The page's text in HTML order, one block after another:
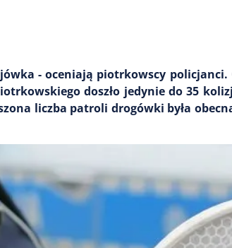
- oceniają piotrkowscy
doszło jedynie do 35
liczba patroli drogówki była